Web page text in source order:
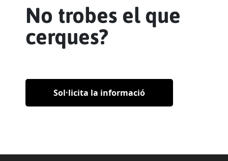
No trobes el que
cerques?
Sol·licita la informació